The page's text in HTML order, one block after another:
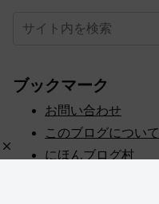
ブックマーク
お問い合わせ
このブログについて
にほんブログ村